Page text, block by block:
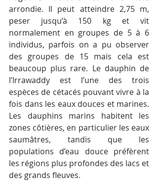
arrondie. Il peut atteindre 2,75 m,
peser jusqu’à 150 kg et vit
normalement en groupes de 5 à 6
individus, parfois on a pu observer
des groupes de 15 mais cela est
beaucoup plus rare. Le dauphin de
l’Irrawaddy est l’une des trois
espèces de cétacés pouvant vivre à la
fois dans les eaux douces et marines.
Les dauphins marins habitent les
zones côtières, en particulier les eaux
saumâtres, tandis que les
populations d’eau douce préfèrent
les régions plus profondes des lacs et
des grands fleuves.